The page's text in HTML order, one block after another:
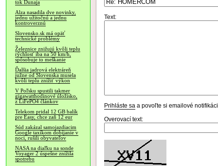
tok Dunaja
Alza nasadila dve novinky,
jednu užitočnú a jednu
kontroverznú
Slovensko.sk má opäť
technické problémy
Železnice znižujú kvôli teplu
rýchlosť iba na 50 km/h,
spôsobuje to meškanie
Ďalšia jadrová elektráreň
južne od Slovenska musela
kvôli teplu znížiť výkon
V Poľsku spustili takmer
gigawatthodinové úložisko,
z LiFePO4 článkov
Telekom pridal 12 GB balík
pre Easy, chce zaň 12 eur
Súd zakázal samojazdiacim
Google taxíkom dobíjanie v
noci, rušili obyvateľov
NASA na diaľku na sonde
Voyager 2 úspešne znížila
spotrebu
Text:
Prihláste sa a povoľte si emailové
Overovací text: